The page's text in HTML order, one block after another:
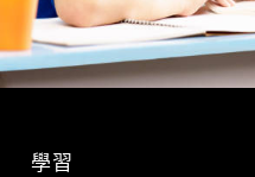
學習